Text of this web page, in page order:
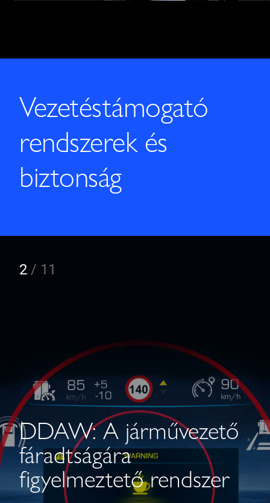
Vezetéstámogató
rendszerek és
biztonság
DDAW: A járművezető
fáradtságára
figyelmeztető rendszer
2 / 11